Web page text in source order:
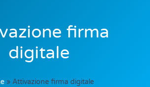
firma
digitale
» Attivazione firma digitale